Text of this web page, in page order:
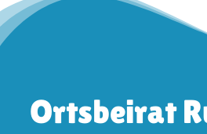
Ortsbeirat